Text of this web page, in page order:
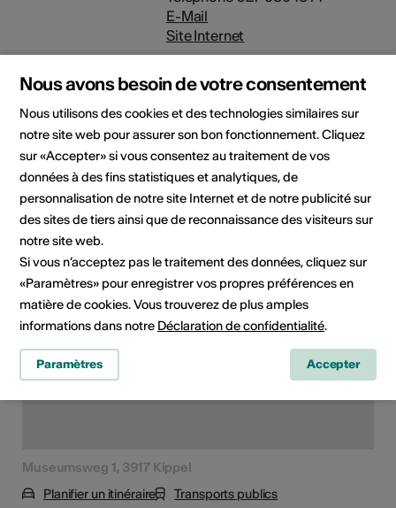
E-Mail
Site Internet
Domaine
Type d'événement
Classe d'âge
Tout public
Lieu de l'événement
Museumsweg 1, 3917 Kippel
Planifier un itinéraire
Transports publics
Nous avons besoin de votre consentement
Nous utilisons des cookies et des technologies similaires sur
notre site web pour assurer son bon fonctionnement. Cliquez
sur «Accepter» si vous consentez au traitement de vos
données à des fins statistiques et analytiques, de
personnalisation de notre site Internet et de notre publicité sur
des sites de tiers ainsi que de reconnaissance des visiteurs sur
notre site web.
Si vous n’acceptez pas le traitement des données, cliquez sur
«Paramètres» pour enregistrer vos propres préférences en
matière de cookies. Vous trouverez de plus amples
informations dans notre Déclaration de confidentialité.
Paramètres Accepter